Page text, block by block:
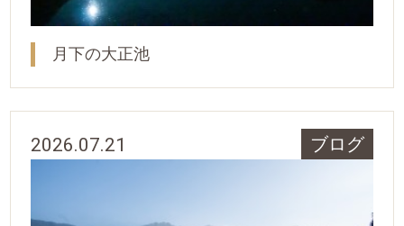
月下の大正池
2026.07.21 ブログ